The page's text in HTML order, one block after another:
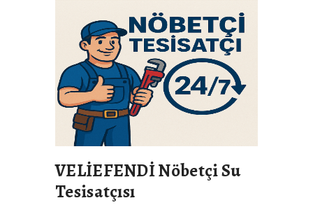
VELİEFENDİ Nöbetçi Su
Tesisatçısı